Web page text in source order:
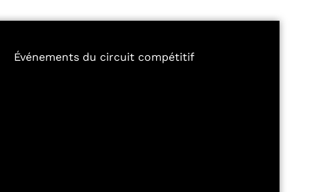
Événements du circuit compétitif